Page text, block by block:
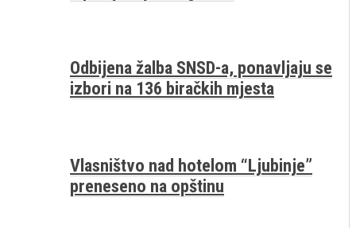
Odbijena žalba SNSD-a, ponavljaju se
izbori na 136 biračkih mjesta
Vlasništvo nad hotelom “Ljubinje”
preneseno na opštinu